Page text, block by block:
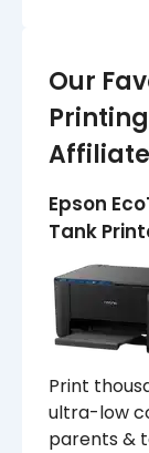
Our
Epson
Tank
Print
ultra-low
parents &